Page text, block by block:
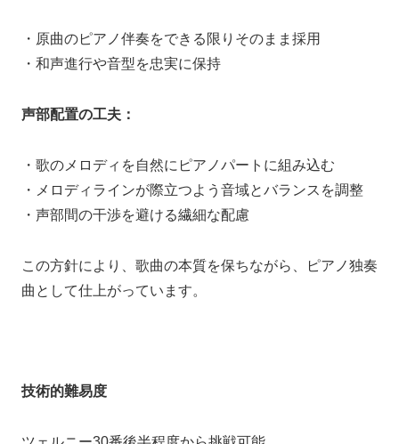
・原曲のピアノ伴奏をできる限りそのまま採用
・和声進行や音型を忠実に保持
声部配置の工夫：
・歌のメロディを自然にピアノパートに組み込む
・メロディラインが際立つよう音域とバランスを調整
・声部間の干渉を避ける繊細な配慮
この方針により、歌曲の本質を保ちながら、ピアノ独奏
曲として仕上がっています。
技術的難易度